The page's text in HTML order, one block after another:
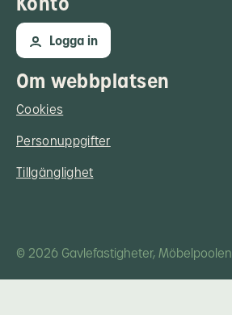
Logga in
Om webbplatsen
Cookies
Personuppgifter
Tillgänglighet
© 2026 Gavlefastigheter, Möbelpoolen